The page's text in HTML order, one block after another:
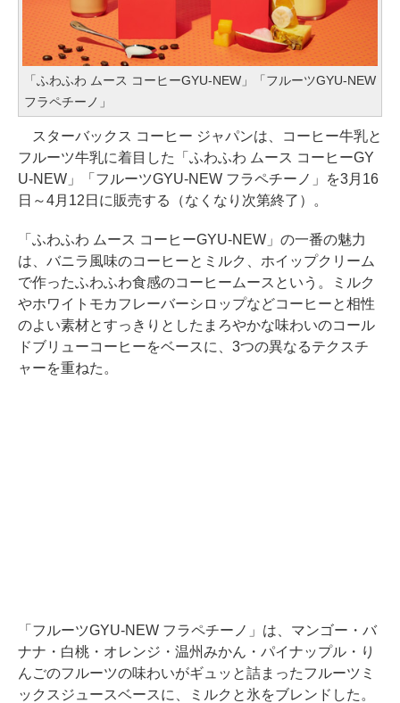
「ふわふわ ムース コーヒーGYU-NEW」「フルーツGYU-NEW
フラペチーノ」
スターバックス コーヒー ジャパンは、コーヒー牛乳と
フルーツ牛乳に着目した「ふわふわ ムース コーヒーGY
U-NEW」「フルーツGYU-NEW フラペチーノ」を3月16
日～4月12日に販売する（なくなり次第終了）。
「ふわふわ ムース コーヒーGYU-NEW」の一番の魅力
は、バニラ風味のコーヒーとミルク、ホイップクリーム
で作ったふわふわ食感のコーヒームースという。ミルク
やホワイトモカフレーバーシロップなどコーヒーと相性
のよい素材とすっきりとしたまろやかな味わいのコール
ドブリューコーヒーをベースに、3つの異なるテクスチ
ャーを重ねた。
「フルーツGYU-NEW フラペチーノ」は、マンゴー・バ
ナナ・白桃・オレンジ・温州みかん・パイナップル・り
んごのフルーツの味わいがギュッと詰まったフルーツミ
ックスジュースベースに、ミルクと氷をブレンドした。